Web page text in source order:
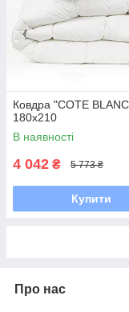
Ковдра "COTE
180x210
В наявності
4 042 ₴ 5 773 ₴
Купити
Про нас